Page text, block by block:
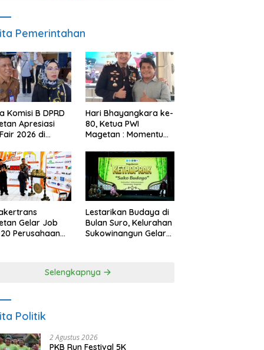
Pemerintahan
Komisi B DPRD
Apresiasi
2026 di
Hari Bhayangkara ke-
80, Ketua PWI
Magetan : Momentum
Kepercayaan Publik
Gelar Job
Perusahaan
Lestarikan Budaya di
Bulan Suro, Kelurahan
Sukowinangun Gelar
Selengkapnya
Politik
2 Agustus 2026
PKB Run Festival 5K